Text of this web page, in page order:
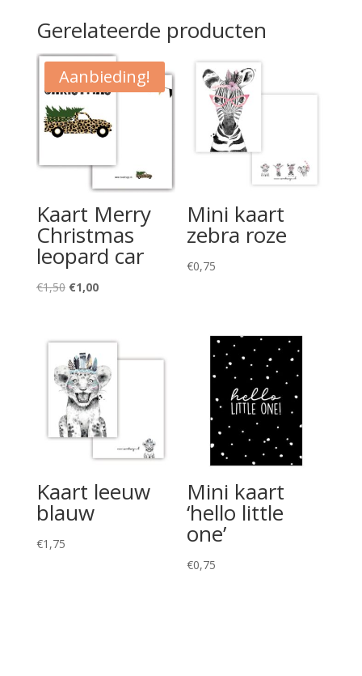
Gerelateerde producten
Aanbieding!
Kaart Merry
Christmas
leopard car
€1,50 Oorspronkelijke
€1,50.
€1,00Huidige
Mini kaart
zebra roze
€0,75
Kaart leeuw
blauw
€1,75
Mini kaart
‘hello little
one’
€0,75